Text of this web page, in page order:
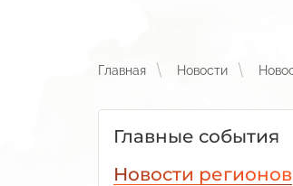
Главная Новости
Главные события
Новости регионов